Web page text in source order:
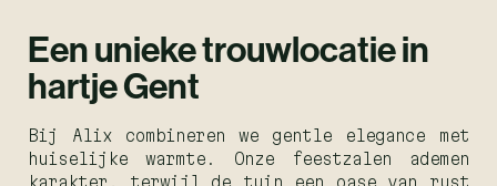
Een unieke trouwlocatie in
hartje Gent
Bij Alix combineren we gentle elegance met
huiselijke warmte. Onze feestzalen ademen